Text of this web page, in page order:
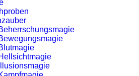
Illusionsmagie